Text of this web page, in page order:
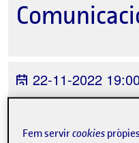
22-11-2022
Online
Organitzat per
Fem servircookies